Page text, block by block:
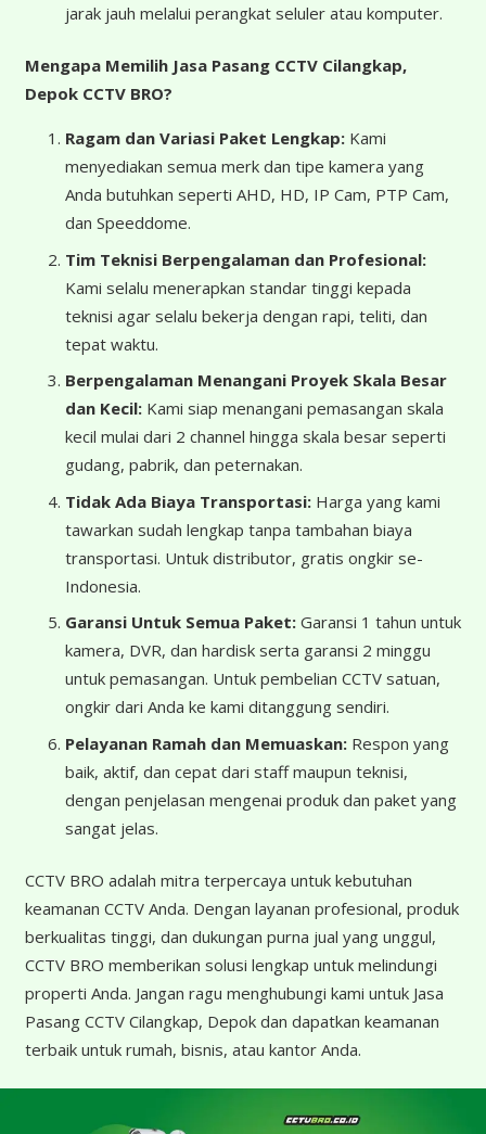
jarak jauh melalui perangkat seluler atau komputer.
Mengapa Memilih Jasa Pasang CCTV Cilangkap,
Depok CCTV BRO?
Ragam dan Variasi Paket Lengkap: Kami
menyediakan semua merk dan tipe kamera yang
Anda butuhkan seperti AHD, HD, IP Cam, PTP Cam,
dan Speeddome.
Tim Teknisi Berpengalaman dan Profesional:
Kami selalu menerapkan standar tinggi kepada
teknisi agar selalu bekerja dengan rapi, teliti, dan
tepat waktu.
Berpengalaman Menangani Proyek Skala Besar
dan Kecil: Kami siap menangani pemasangan skala
kecil mulai dari 2 channel hingga skala besar seperti
gudang, pabrik, dan peternakan.
Tidak Ada Biaya Transportasi: Harga yang kami
tawarkan sudah lengkap tanpa tambahan biaya
transportasi. Untuk distributor, gratis ongkir se-
Indonesia.
Garansi Untuk Semua Paket: Garansi 1 tahun untuk
kamera, DVR, dan hardisk serta garansi 2 minggu
untuk pemasangan. Untuk pembelian CCTV satuan,
ongkir dari Anda ke kami ditanggung sendiri.
Pelayanan Ramah dan Memuaskan: Respon yang
baik, aktif, dan cepat dari staff maupun teknisi,
dengan penjelasan mengenai produk dan paket yang
sangat jelas.
CCTV BRO adalah mitra terpercaya untuk kebutuhan
keamanan CCTV Anda. Dengan layanan profesional, produk
berkualitas tinggi, dan dukungan purna jual yang unggul,
CCTV BRO memberikan solusi lengkap untuk melindungi
properti Anda. Jangan ragu menghubungi kami untuk Jasa
Pasang CCTV Cilangkap, Depok dan dapatkan keamanan
terbaik untuk rumah, bisnis, atau kantor Anda.